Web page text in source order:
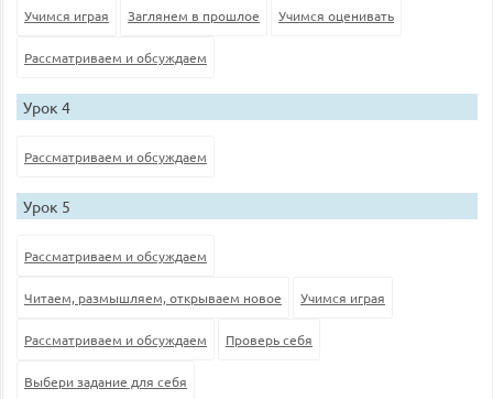
Учимся играя Заглянем в прошлое Учимся оценивать
Рассматриваем и обсуждаем
Урок 4
Рассматриваем и обсуждаем
Урок 5
Рассматриваем и обсуждаем
Читаем, размышляем, открываем новое Учимся играя
Рассматриваем и обсуждаем Проверь себя
Выбери задание для себя